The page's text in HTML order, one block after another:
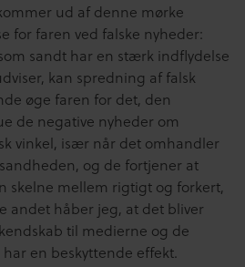
ud af denne mørke
for faren ved falske nyheder:
sandt har en stærk indflydelse
kan spredning af falsk
øge faren for det, den
de negative nyheder om
vinkel, især når det omhandler
og de fortjener at
skelne mellem rigtigt og forkert,
andet håber jeg, at det bliver
til medierne og de
en beskyttende effekt.